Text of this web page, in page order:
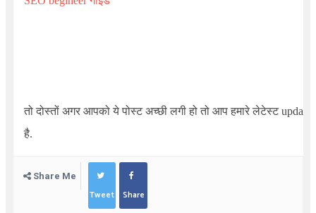
तो दोस्तों अगर आपको ये पोस्ट अच्छी लगी हो तो आप हमारे लेटेस्ट
है.
Share Me
Tweet Share